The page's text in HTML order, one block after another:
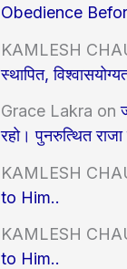
Obedience
KAMLESH
स्थापित,
Grace Lakra on
रहो। पुनरुत्थित
KAMLESH
to Him..
KAMLESH
to Him..